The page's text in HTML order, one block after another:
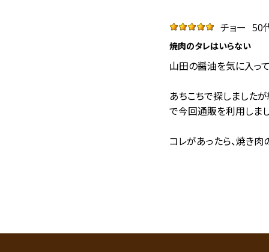
チョー 50
焼肉のタレはいらない
山田の醤油を気に入っ
あちこちで探しました
で今回通販を利用しま
コレがあったら、焼き肉